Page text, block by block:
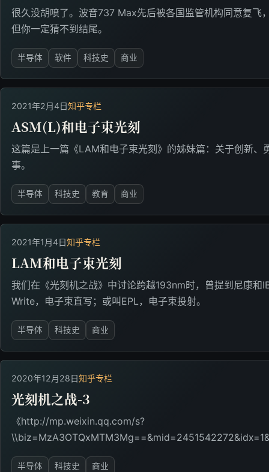
很久没胡喷了。波音737 Max先后被各国监管机构同意复飞
但你一定猜不到结尾。
半导体 软件 科技史 商业
2021年2月4日知乎专栏
ASM(L)和电子束光刻
这篇是上一篇《LAM和电子束光刻》的姊妹篇：关于创新、
事。
半导体 科技史 教育 商业
2021年1月4日知乎专栏
LAM和电子束光刻
我们在《光刻机之战》中讨论跨越193nm时，曾提到尼康
Write，电子束直写；或叫EPL，电子束投射。
半导体 科技史 商业
2020年12月28日知乎专栏
光刻机之战-3
《http://mp.weixin.qq.com/s?
半导体 科技史 商业